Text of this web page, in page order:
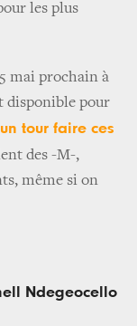
les plus
mai prochain à
disponible pour
tour faire ces
des -M-,
même si on
Ndegeocello